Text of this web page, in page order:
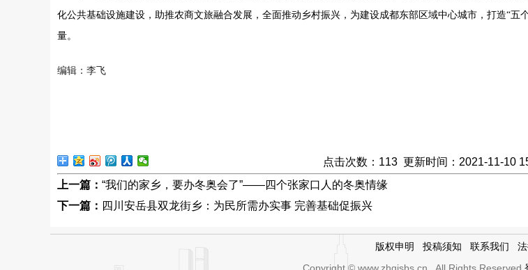
化公共基础设施建设，助推农商文旅融合发展，全面推动乡村振兴，为建设成都东部区域中心城市，打造“五
量。
编辑：李飞
点击次数： 113 更新时间：2021-11-10
上一篇： “我们的家乡，要办冬奥会了”——四个张家口人的冬奥情缘
下一篇： 四川安岳县双龙街乡：为民所需办实事 完善基础促振兴
版权申明 投稿须知 联系我们